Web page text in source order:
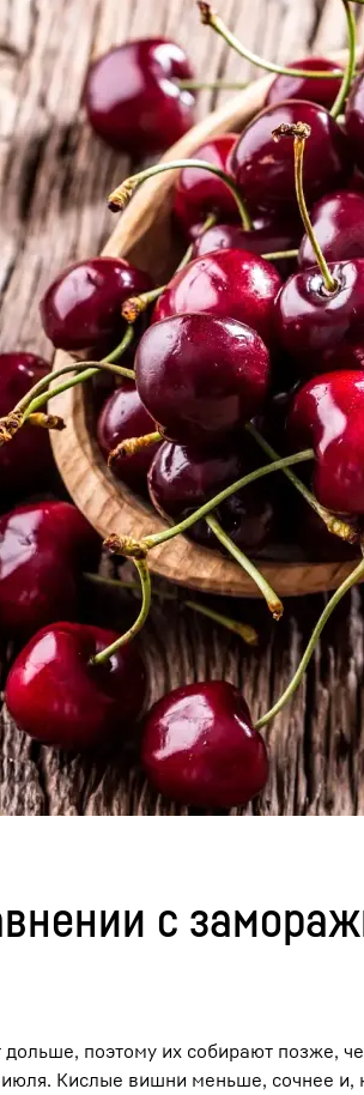
с
поэтому их собирают позже,
Кислые вишни меньше, сочнее и,